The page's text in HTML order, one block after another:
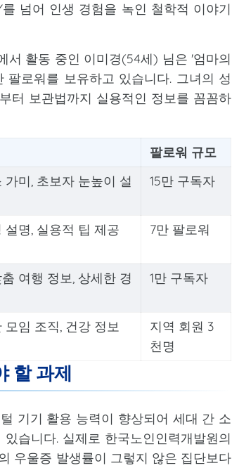
넘어 인생 경험을 녹인 철학적 이야기
서 활동 중인 이미경(54세) 님은 '엄마의
로워를 보유하고 있습니다. 그녀의 성
터 보관법까지 실용적인 정보를 꼼꼼하
팔로워 규모
가미, 초보자 눈높이 설
15만 구독자
설명, 실용적 팁 제공 7만 팔로워
여행 정보, 상세한 경
1만 구독자
모임 조직, 건강 정보
지역 회원 3
천명
할 과제
기기 활용 능력이 향상되어 세대 간 소
습니다. 실제로 한국노인인력개발원의
우울증 발생률이 그렇지 않은 집단보다